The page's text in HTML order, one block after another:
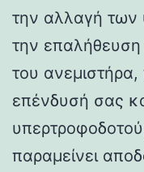
την αλλαγή των
την επαλήθευση
του
επένδυσή σας
παραμείνει